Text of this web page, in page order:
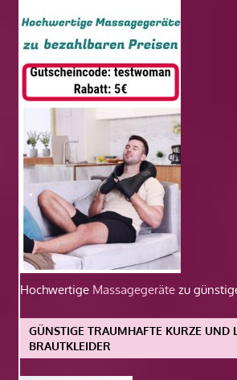
Hochwertige Massagegeräte zu
GÜNSTIGE TRAUMHAFTE KURZE UND
BRAUTKLEIDER